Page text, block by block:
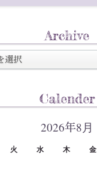
Archive
Calender
2026年8月
火 水 木 金